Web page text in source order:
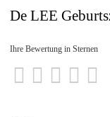
De LEE
Ihre Bewertung in Sternen